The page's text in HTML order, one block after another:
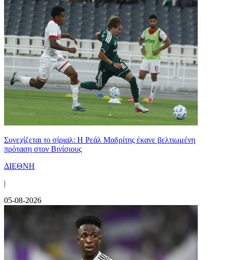
Συνεχίζεται το σίριαλ: Η Ρεάλ Μαδρίτης έκανε βελτιωμένη
πρόταση στον Βινίσιους
ΔΙΕΘΝΗ
|
05-08-2026